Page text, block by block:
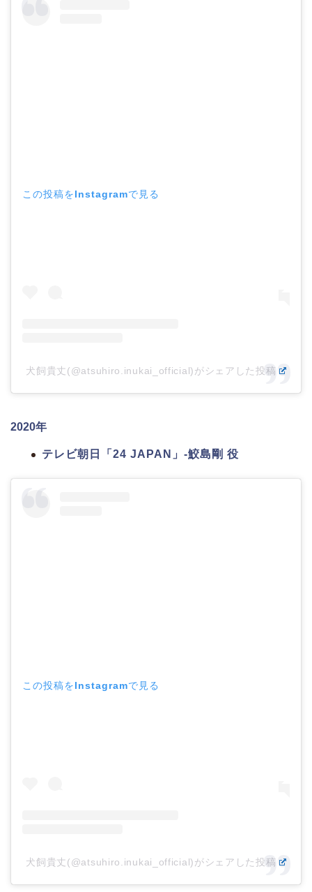
この投稿をInstagramで見る
犬飼貴丈(@atsuhiro.inukai_official)がシェアした投稿
2020年
テレビ朝日「24 JAPAN」-鮫島剛 役
この投稿をInstagramで見る
犬飼貴丈(@atsuhiro.inukai_official)がシェアした投稿